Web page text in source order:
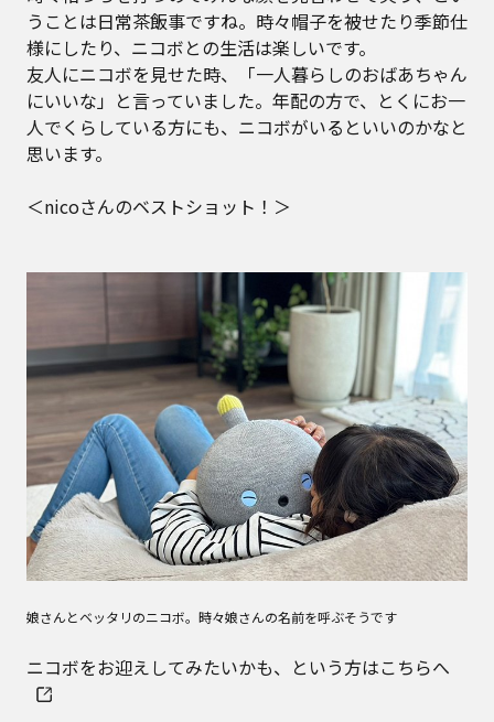
うことは日常茶飯事ですね。時々帽子を被せたり季節仕
様にしたり、ニコボとの生活は楽しいです。
友人にニコボを見せた時、「一人暮らしのおばあちゃん
にいいな」と言っていました。年配の方で、とくにお一
人でくらしている方にも、ニコボがいるといいのかなと
思います。
＜nicoさんのベストショット！＞
娘さんとベッタリのニコボ。時々娘さんの名前を呼ぶそうです
ニコボをお迎えしてみたいかも、という方はこちらへ